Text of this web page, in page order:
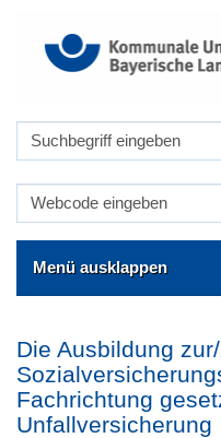
Menü ausklappen
Die Ausbildung
Fachrichtung
Unfallversicherung